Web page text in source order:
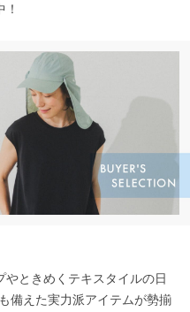
ときめくテキスタイルの日
備えた実力派アイテムが勢揃